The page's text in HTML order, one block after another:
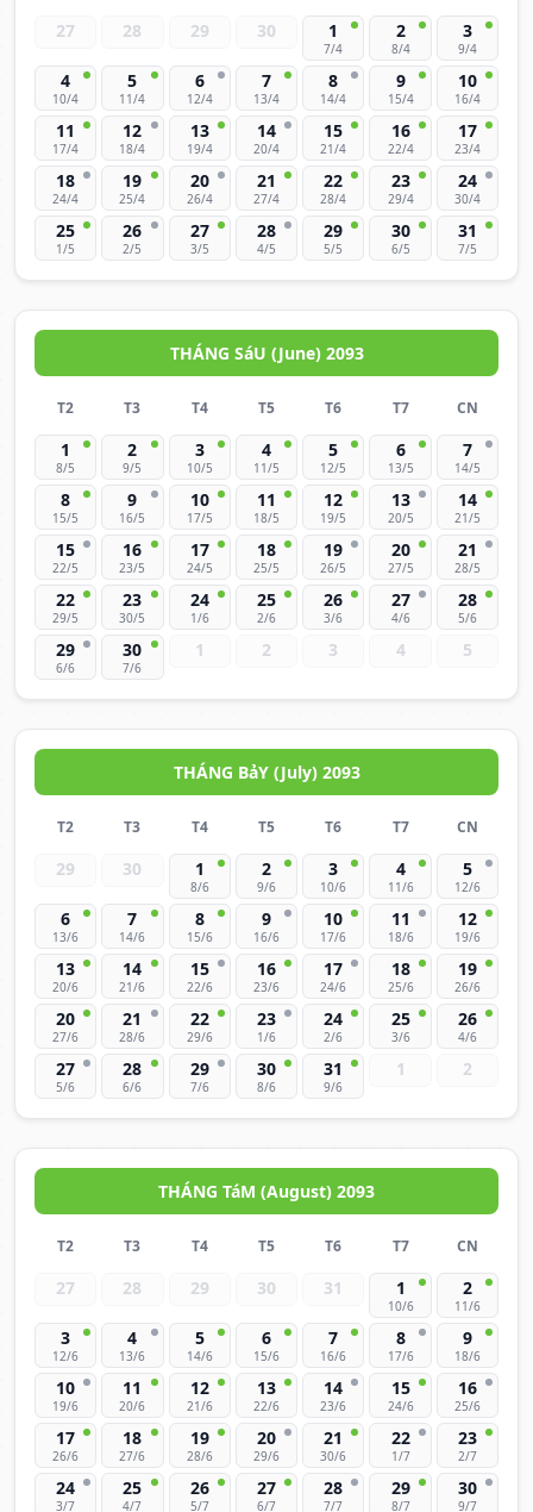
27 28 29 30 1
7/4
2
8/4
3
9/4
4
10/4
5
11/4
6
12/4
7
13/4
8
14/4
9
15/4
10
16/4
11
17/4
12
18/4
13
19/4
14
20/4
15
21/4
16
22/4
17
23/4
18
24/4
19
25/4
20
26/4
21
27/4
22
28/4
23
29/4
24
30/4
25
1/5
26
2/5
27
3/5
28
4/5
29
5/5
30
6/5
31
7/5
THÁNG SáU (June) 2093
T2 T3 T4 T5 T6 T7 CN
1
8/5
2
9/5
3
10/5
4
11/5
5
12/5
6
13/5
7
14/5
8
15/5
9
16/5
10
17/5
11
18/5
12
19/5
13
20/5
14
21/5
15
22/5
16
23/5
17
24/5
18
25/5
19
26/5
20
27/5
21
28/5
22
29/5
23
30/5
24
1/6
25
2/6
26
3/6
27
4/6
28
5/6
29
6/6
30
7/6
1 2 3 4 5
THÁNG BảY (July) 2093
T2 T3 T4 T5 T6 T7 CN
29 30 1
8/6
2
9/6
3
10/6
4
11/6
5
12/6
6
13/6
7
14/6
8
15/6
9
16/6
10
17/6
11
18/6
12
19/6
13
20/6
14
21/6
15
22/6
16
23/6
17
24/6
18
25/6
19
26/6
20
27/6
21
28/6
22
29/6
23
1/6
24
2/6
25
3/6
26
4/6
27
5/6
28
6/6
29
7/6
30
8/6
31
9/6
1 2
THÁNG TáM (August) 2093
T2 T3 T4 T5 T6 T7 CN
27 28 29 30 31 1
10/6
2
11/6
3
12/6
4
13/6
5
14/6
6
15/6
7
16/6
8
17/6
9
18/6
10
19/6
11
20/6
12
21/6
13
22/6
14
23/6
15
24/6
16
25/6
17
26/6
18
27/6
19
28/6
20
29/6
21
30/6
22
1/7
23
2/7
24
3/7
25
4/7
26
5/7
27
6/7
28
7/7
29
8/7
30
9/7